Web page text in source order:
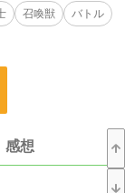
く幼馴染、そしてアル
絆を深め、一時の平穏
を送る物語。
召喚獣
バトル
感想